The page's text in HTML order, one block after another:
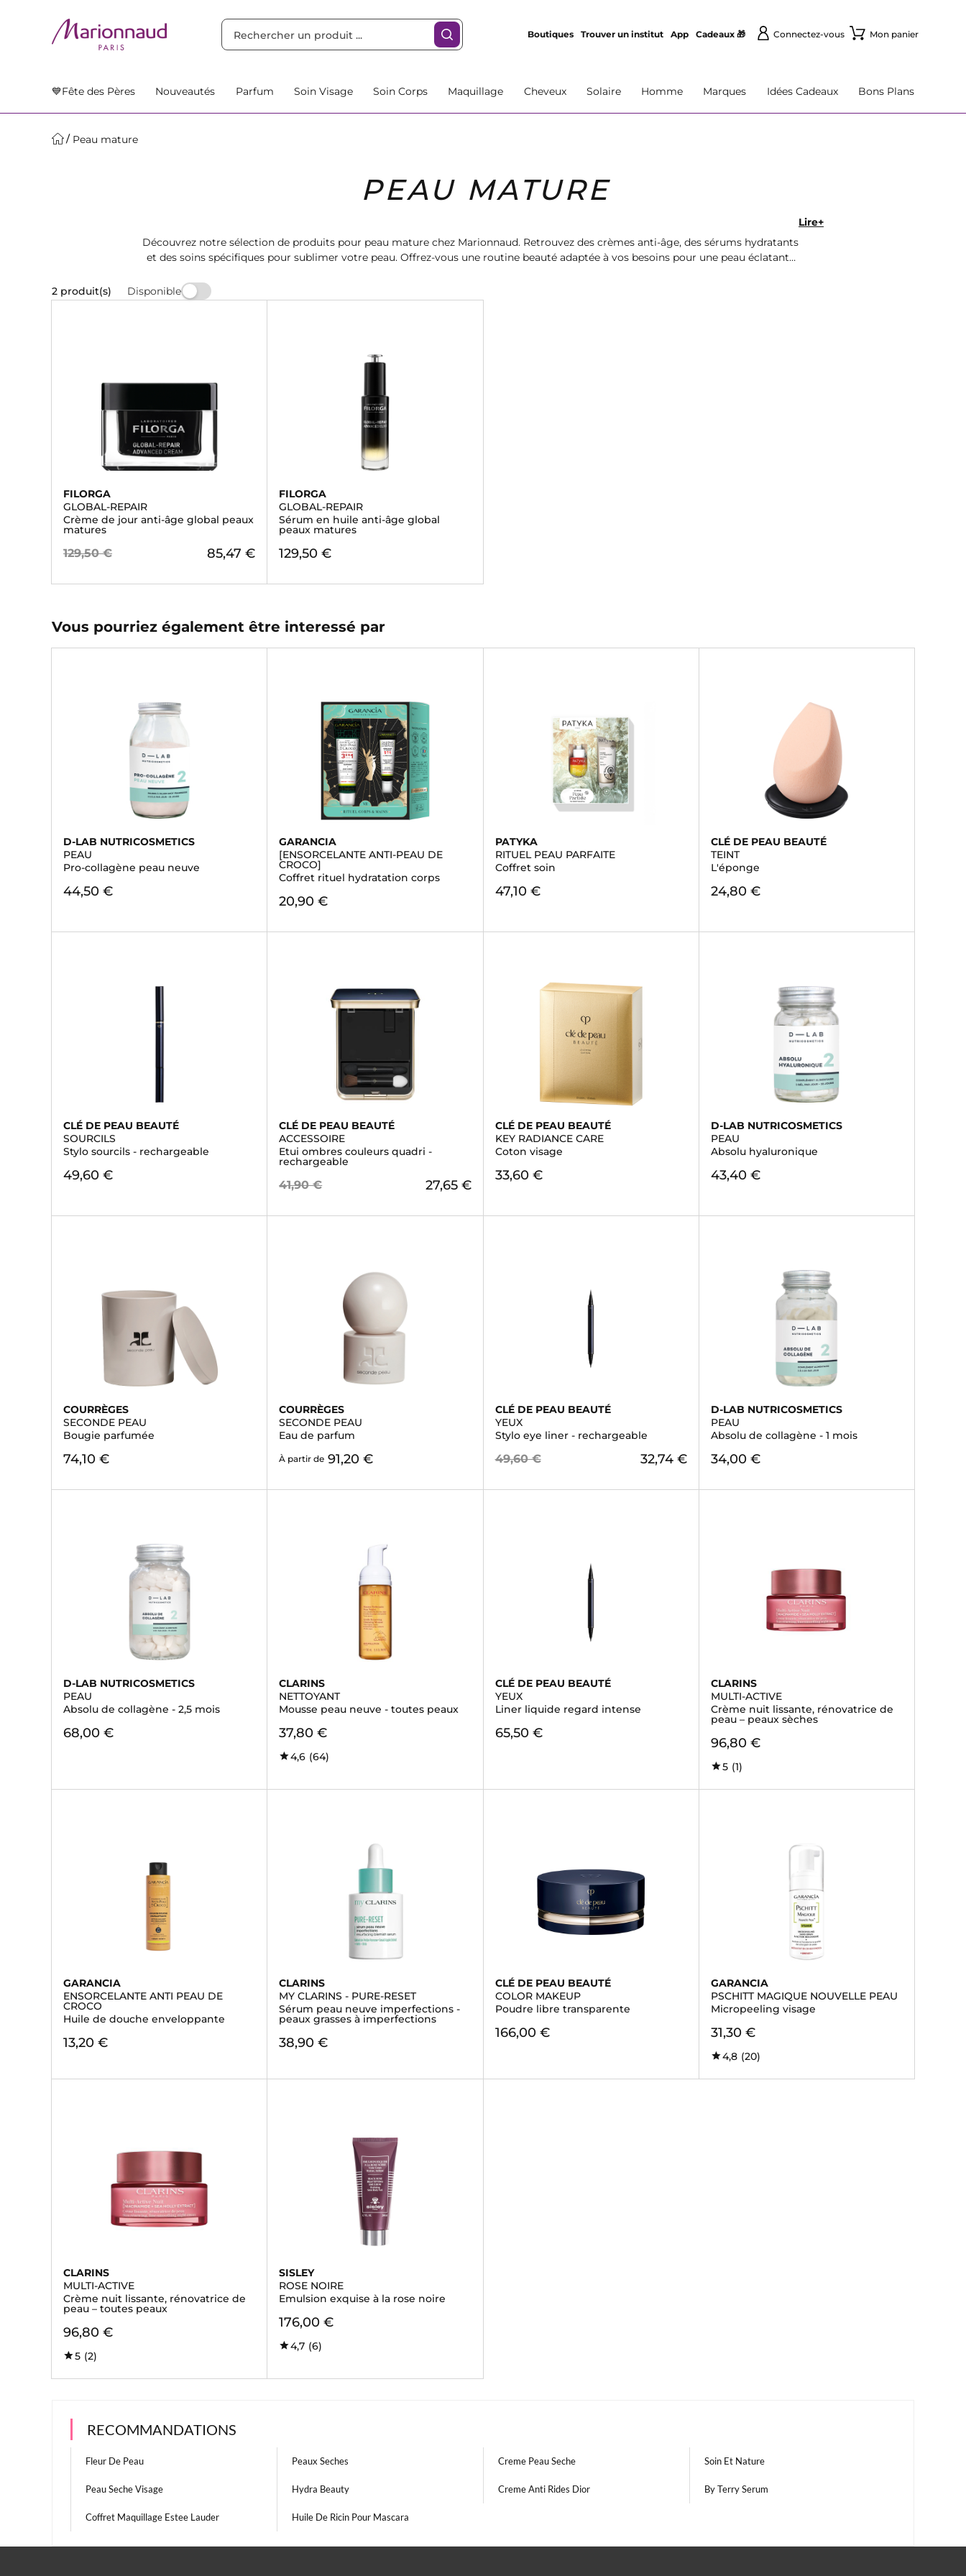
Boutiques Trouver un institut App Cadeaux 🎁 Connectez-vous Mon panier
💙Fête des Pères Nouveautés Parfum Soin Visage Soin Corps Maquillage Cheveux Solaire Homme Marques Idées Cadeaux Bons Plans
Peau mature
PEAU MATURE
Découvrez notre sélection de produits pour peau mature chez Marionnaud. Retrouvez des crèmes anti-âge, des sérums hydratants
et des soins spécifiques pour sublimer votre peau. Offrez-vous une routine beauté adaptée à vos besoins pour une peau éclatante
Lire+
2 produit(s) Disponible
FILORGA
GLOBAL-REPAIR
Crème de jour anti-âge global peaux
matures
129,50 € 85,47 €
FILORGA
GLOBAL-REPAIR
Sérum en huile anti-âge global
peaux matures
129,50 €
Vous pourriez également être interessé par
D-LAB NUTRICOSMETICS
PEAU
Pro-collagène peau neuve
44,50 €
GARANCIA
[ENSORCELANTE ANTI-PEAU DE
CROCO]
Coffret rituel hydratation corps
20,90 €
PATYKA
RITUEL PEAU PARFAITE
Coffret soin
47,10 €
CLÉ DE PEAU BEAUTÉ
TEINT
L'éponge
24,80 €
CLÉ DE PEAU BEAUTÉ
SOURCILS
Stylo sourcils - rechargeable
49,60 €
CLÉ DE PEAU BEAUTÉ
ACCESSOIRE
Etui ombres couleurs quadri -
rechargeable
41,90 € 27,65 €
CLÉ DE PEAU BEAUTÉ
KEY RADIANCE CARE
Coton visage
33,60 €
D-LAB NUTRICOSMETICS
PEAU
Absolu hyaluronique
43,40 €
COURRÈGES
SECONDE PEAU
Bougie parfumée
74,10 €
COURRÈGES
SECONDE PEAU
Eau de parfum
À partir de 91,20 €
CLÉ DE PEAU BEAUTÉ
YEUX
Stylo eye liner - rechargeable
49,60 € 32,74 €
D-LAB NUTRICOSMETICS
PEAU
Absolu de collagène - 1 mois
34,00 €
D-LAB NUTRICOSMETICS
PEAU
Absolu de collagène - 2,5 mois
68,00 €
CLARINS
NETTOYANT
Mousse peau neuve - toutes peaux
37,80 €
4,6 (64)
CLÉ DE PEAU BEAUTÉ
YEUX
Liner liquide regard intense
65,50 €
CLARINS
MULTI-ACTIVE
Crème nuit lissante, rénovatrice de
peau – peaux sèches
96,80 €
5 (1)
GARANCIA
ENSORCELANTE ANTI PEAU DE
CROCO
Huile de douche enveloppante
13,20 €
CLARINS
MY CLARINS - PURE-RESET
Sérum peau neuve imperfections -
peaux grasses à imperfections
38,90 €
CLÉ DE PEAU BEAUTÉ
COLOR MAKEUP
Poudre libre transparente
166,00 €
GARANCIA
PSCHITT MAGIQUE NOUVELLE PEAU
Micropeeling visage
31,30 €
4,8 (20)
CLARINS
MULTI-ACTIVE
Crème nuit lissante, rénovatrice de
peau – toutes peaux
96,80 €
5 (2)
SISLEY
ROSE NOIRE
Emulsion exquise à la rose noire
176,00 €
4,7 (6)
RECOMMANDATIONS
Fleur De Peau Peaux Seches Creme Peau Seche Soin Et Nature
Peau Seche Visage Hydra Beauty Creme Anti Rides Dior By Terry Serum
Coffret Maquillage Estee Lauder Huile De Ricin Pour Mascara